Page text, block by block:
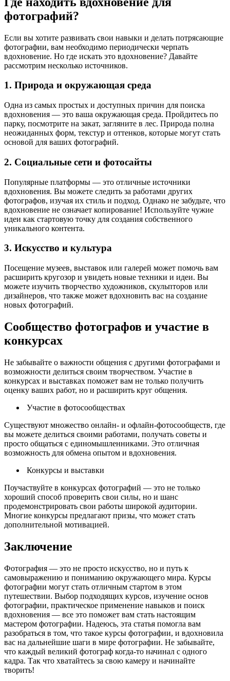
фотографий?
Если вы хотите развивать свои навыки и делать потрясающие
фотографии, вам необходимо периодически черпать
вдохновение. Но где искать это вдохновение? Давайте
рассмотрим несколько источников.
1. Природа и окружающая среда
Одна из самых простых и доступных причин для поиска
вдохновения — это ваша окружающая среда. Пройдитесь по
парку, посмотрите на закат, загляните в лес. Природа полна
неожиданных форм, текстур и оттенков, которые могут стать
основой для ваших фотографий.
2. Социальные сети и фотосайты
Популярные платформы — это отличные источники
вдохновения. Вы можете следить за работами других
фотографов, изучая их стиль и подход. Однако не забудьте, что
вдохновение не означает копирование! Используйте чужие
идеи как стартовую точку для создания собственного
уникального контента.
3. Искусство и культура
Посещение музеев, выставок или галерей может помочь вам
расширить кругозор и увидеть новые техники и идеи. Вы
можете изучить творчество художников, скульпторов или
дизайнеров, что также может вдохновить вас на создание
новых фотографий.
Сообщество фотографов и участие в
конкурсах
Не забывайте о важности общения с другими фотографами и
возможности делиться своим творчеством. Участие в
конкурсах и выставках поможет вам не только получить
оценку ваших работ, но и расширить круг общения.
Участие в фотосообществах
Существуют множество онлайн- и офлайн-фотосообществ, где
вы можете делиться своими работами, получать советы и
просто общаться с единомышленниками. Это отличная
возможность для обмена опытом и вдохновения.
Конкурсы и выставки
Поучаствуйте в конкурсах фотографий — это не только
хороший способ проверить свои силы, но и шанс
продемонстрировать свои работы широкой аудитории.
Многие конкурсы предлагают призы, что может стать
дополнительной мотивацией.
Заключение
Фотография — это не просто искусство, но и путь к
самовыражению и пониманию окружающего мира. Курсы
фотографии могут стать отличным стартом в этом
путешествии. Выбор подходящих курсов, изучение основ
фотографии, практическое применение навыков и поиск
вдохновения — все это поможет вам стать настоящим
мастером фотографии. Надеюсь, эта статья помогла вам
разобраться в том, что такое курсы фотографии, и вдохновила
вас на дальнейшие шаги в мире фотографии. Не забывайте,
что каждый великий фотограф когда-то начинал с одного
кадра. Так что хватайтесь за свою камеру и начинайте
творить!